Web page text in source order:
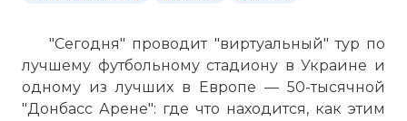
"Сегодня" проводит "виртуальный" тур по
лучшему футбольному стадиону в Украине и
одному из лучших в Европе — 50-тысячной
"Донбасс Арене": где что находится, как этим